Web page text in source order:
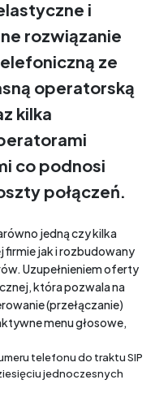
i
rozwiązanie
ze
operatorską
kilka
co podnosi
połączeń.
jedną czy kilka
firmie jak i rozbudowany
Uzupełnieniem oferty
która pozwala na
(przełączanie)
menu głosowe,
telefonu do traktu SIP
jednoczesnych